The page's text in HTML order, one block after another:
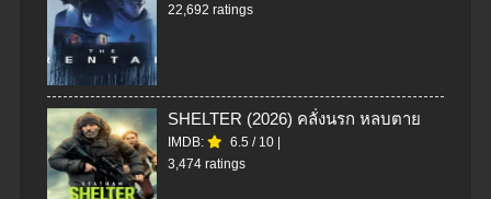
22,692 ratings
SHELTER (2026) คลั่งนรก หลบตาย
IMDB: 6.5 / 10 |
3,474 ratings